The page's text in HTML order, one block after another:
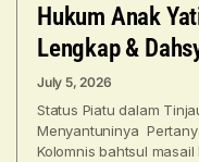
Hukum Anak
Lengkap &
July 5, 2026
Status Piatu dalam
Menyantuninya
Kolomnis bahtsul